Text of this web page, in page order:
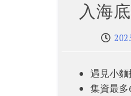
入海
遇見小
集資最